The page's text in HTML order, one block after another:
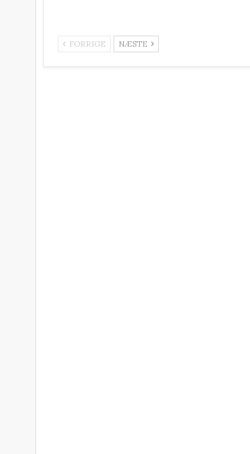
FORRIGE NÆSTE